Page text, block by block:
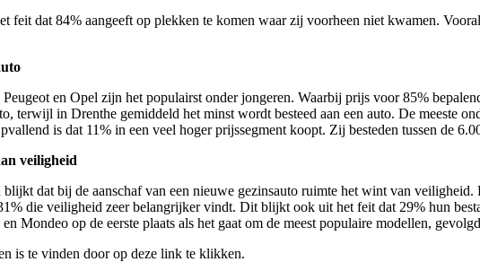
feit dat 84% aangeeft op plekken te komen waar zij voorheen niet kwamen.
en Opel zijn het populairst onder jongeren. Waarbij prijs voor 85%
terwijl in Drenthe gemiddeld het minst wordt besteed aan een auto. De meeste
is dat 11% in een veel hoger prijssegment koopt. Zij besteden tussen de
veiligheid
dat bij de aanschaf van een nieuwe gezinsauto ruimte het wint van
die veiligheid zeer belangrijker vindt. Dit blijkt ook uit het feit dat 29% hun
Mondeo op de eerste plaats als het gaat om de meest populaire modellen,
is te vinden door op deze link te klikken.